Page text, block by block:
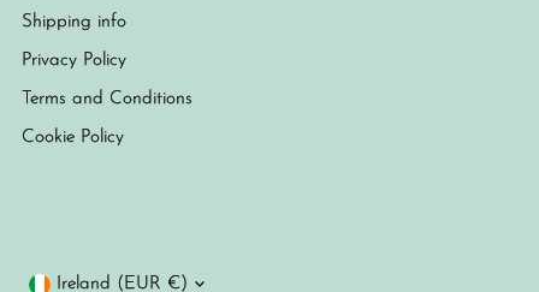
Shipping info
Privacy Policy
Terms and Conditions
Cookie Policy
Currency
Ireland (EUR €)